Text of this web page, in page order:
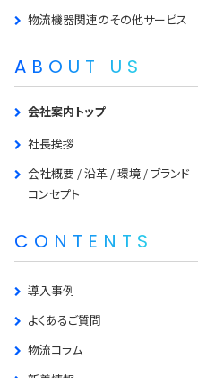
物流機器関連のその他サービス
ABOUT US
会社案内トップ
社長挨拶
会社概要 / 沿革 / 環境 / ブランド
コンセプト
CONTENTS
導入事例
よくあるご質問
物流コラム